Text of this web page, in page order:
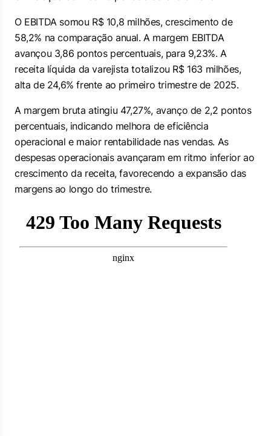
O EBITDA somou R$ 10,8 milhões, crescimento de
58,2% na comparação anual. A margem EBITDA
avançou 3,86 pontos percentuais, para 9,23%. A
receita líquida da varejista totalizou R$ 163 milhões,
alta de 24,6% frente ao primeiro trimestre de 2025.
A margem bruta atingiu 47,27%, avanço de 2,2 pontos
percentuais, indicando melhora de eficiência
operacional e maior rentabilidade nas vendas. As
despesas operacionais avançaram em ritmo inferior ao
crescimento da receita, favorecendo a expansão das
margens ao longo do trimestre.